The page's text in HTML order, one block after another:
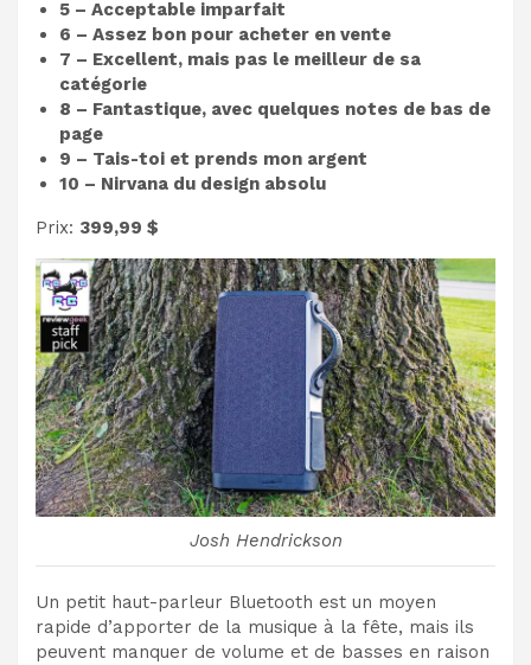
5 – Acceptable imparfait
6 – Assez bon pour acheter en vente
7 – Excellent, mais pas le meilleur de sa
catégorie
8 – Fantastique, avec quelques notes de bas de
page
9 – Tais-toi et prends mon argent
10 – Nirvana du design absolu
Prix: 399,99 $
Josh Hendrickson
Un petit haut-parleur Bluetooth est un moyen
rapide d’apporter de la musique à la fête, mais ils
peuvent manquer de volume et de basses en raison